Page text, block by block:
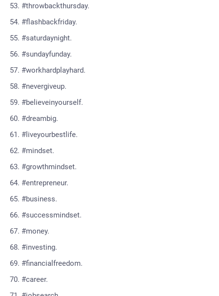
#throwbackthursday.
#flashbackfriday.
#saturdaynight.
#sundayfunday.
#workhardplayhard.
#nevergiveup.
#believeinyourself.
#dreambig.
#liveyourbestlife.
#mindset.
#growthmindset.
#entrepreneur.
#business.
#successmindset.
#money.
#investing.
#financialfreedom.
#career.